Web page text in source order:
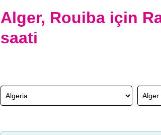
Alger, Rouiba için
saati